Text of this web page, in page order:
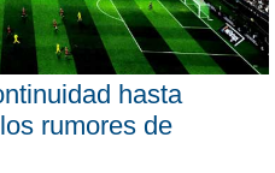
hasta
rumores de